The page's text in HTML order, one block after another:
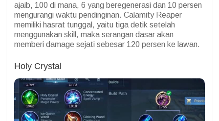
ajaib, 100 di mana, 6 yang beregenerasi dan 10 persen
mengurangi waktu pendinginan. Calamity Reaper
memiliki hasrat tunggal, yaitu tiga detik setelah
menggunakan skill, maka serangan dasar akan
memberi damage sejati sebesar 120 persen ke lawan.
Holy Crystal